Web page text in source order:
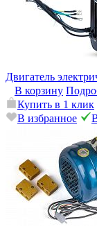
Двигатель
В корзину
Купить в 1 клик
В избранное